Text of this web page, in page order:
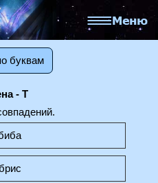
буквам
- Т